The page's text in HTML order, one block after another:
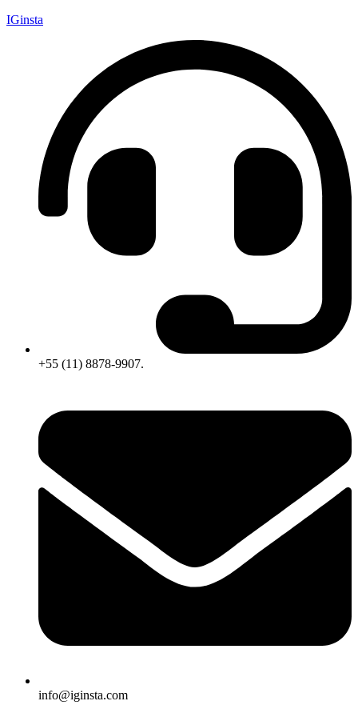
IGinsta
+55 (11) 8878-9907.
info@iginsta.com